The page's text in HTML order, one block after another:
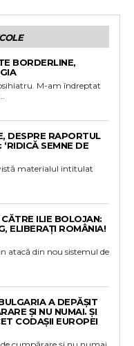
BORDERLINE,
M-am îndreptat
DESPRE RAPORTUL
SEMNE DE
materialul intitulat
ILIE BOLOJAN:
ELIBERAȚI ROMÂNIA!
atacă din nou sistemul de
A DEPĂȘIT
ȘI NU NUMAI. ȘI
CODAȘII EUROPEI
cumpărare și nu numai.